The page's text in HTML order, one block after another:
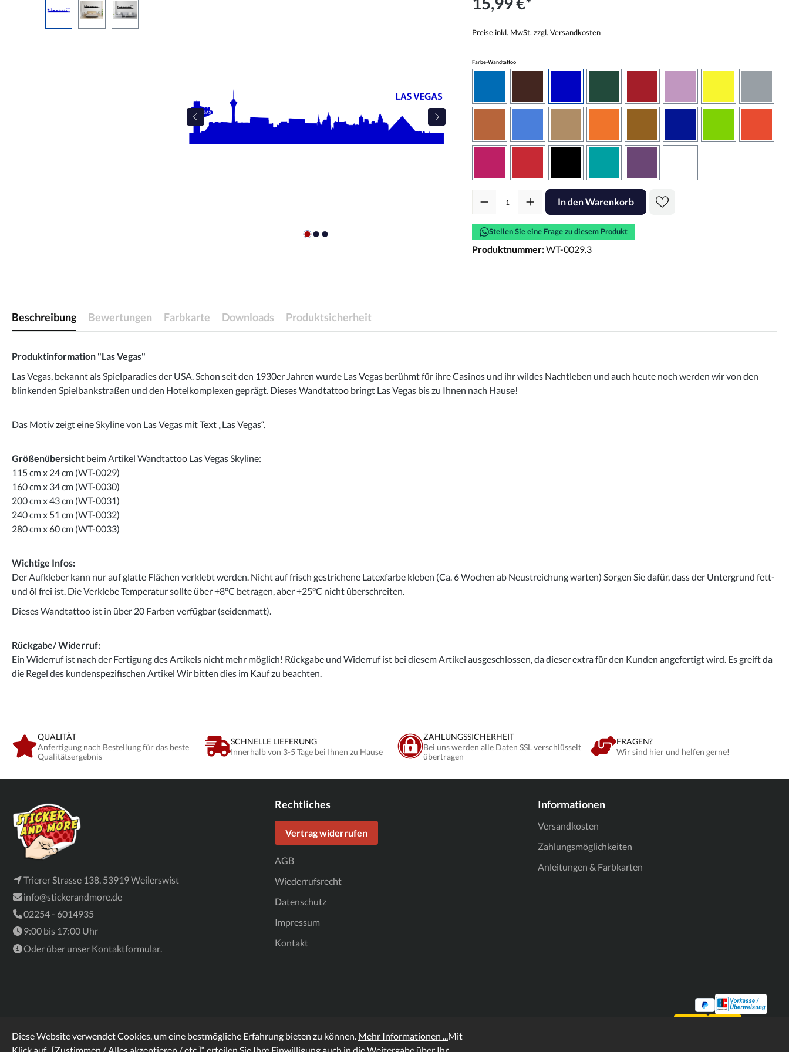
Preise inkl. MwSt. zzgl. Versandkosten
Farbe-Wandtattooauswählen
Produkt Anzahl: Gib den gewünschten Wert ein oder benutze die Schaltflächen
In den Warenkorb
Stellen Sie eine Frage zu diesem Produkt
Produktnummer:WT-0029.3
Beschreibung Bewertungen Farbkarte Downloads Produktsicherheit
Produktinformation "Las Vegas"
Las Vegas, bekannt als Spielparadies der USA. Schon seit den 1930er Jahren wurde Las Vegas berühmt für ihre Casinos und ihr wildes Nachtleben und auch heute noch werden wir von den
blinkenden Spielbankstraßen und den Hotelkomplexen geprägt. Dieses Wandtattoo bringt Las Vegas bis zu Ihnen nach Hause!
Das Motiv zeigt eine Skyline von Las Vegas mit Text „Las Vegas“.
Größenübersicht beim Artikel Wandtattoo Las Vegas Skyline:
115 cm x 24 cm (WT-0029)
160 cm x 34 cm (WT-0030)
200 cm x 43 cm (WT-0031)
240 cm x 51 cm (WT-0032)
280 cm x 60 cm (WT-0033)
Wichtige Infos:
Der Aufkleber kann nur auf glatte Flächen verklebt werden. Nicht auf frisch gestrichene Latexfarbe kleben (Ca. 6 Wochen ab Neustreichung warten) Sorgen Sie dafür, dass der Untergrund fett-
und öl frei ist. Die Verklebe Temperatur sollte über +8°C betragen, aber +25°C nicht überschreiten.
Dieses Wandtattoo ist in über 20 Farben verfügbar (seidenmatt).
Rückgabe/ Widerruf:
Ein Widerruf ist nach der Fertigung des Artikels nicht mehr möglich! Rückgabe und Widerruf ist bei diesem Artikel ausgeschlossen, da dieser extra für den Kunden angefertigt wird. Es greift da
die Regel des kundenspezifischen Artikel Wir bitten dies im Kauf zu beachten.
QUALITÄT
Anfertigung nach Bestellung für das beste
Qualitätsergebnis
SCHNELLE LIEFERUNG
Innerhalb von 3-5 Tage bei Ihnen zu Hause
ZAHLUNGSSICHERHEIT
Bei uns werden alle Daten SSL verschlüsselt
übertragen
FRAGEN?
Wir sind hier und helfen gerne!
Trierer Strasse 138, 53919 Weilerswist
info@stickerandmore.de
02254 - 6014935
9:00 bis 17:00 Uhr
Oder über unser Kontaktformular.
Rechtliches
Vertrag widerrufen
AGB
Wiederrufsrecht
Datenschutz
Impressum
Kontakt
Informationen
Versandkosten
Zahlungsmöglichkeiten
Anleitungen & Farbkarten
Diese Website verwendet Cookies, um eine bestmögliche Erfahrung bieten zu können. Mehr Informationen ...Mit